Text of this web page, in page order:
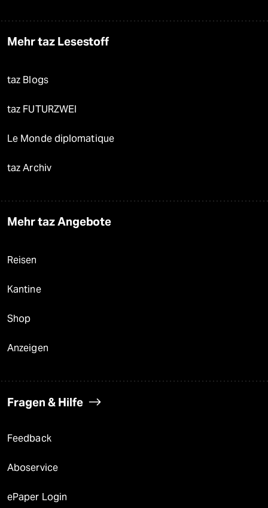
Mehr taz Lesestoff
taz Blogs
taz FUTURZWEI
Le Monde diplomatique
taz Archiv
Mehr taz Angebote
Reisen
Kantine
Shop
Anzeigen
Fragen & Hilfe
Feedback
Aboservice
ePaper Login